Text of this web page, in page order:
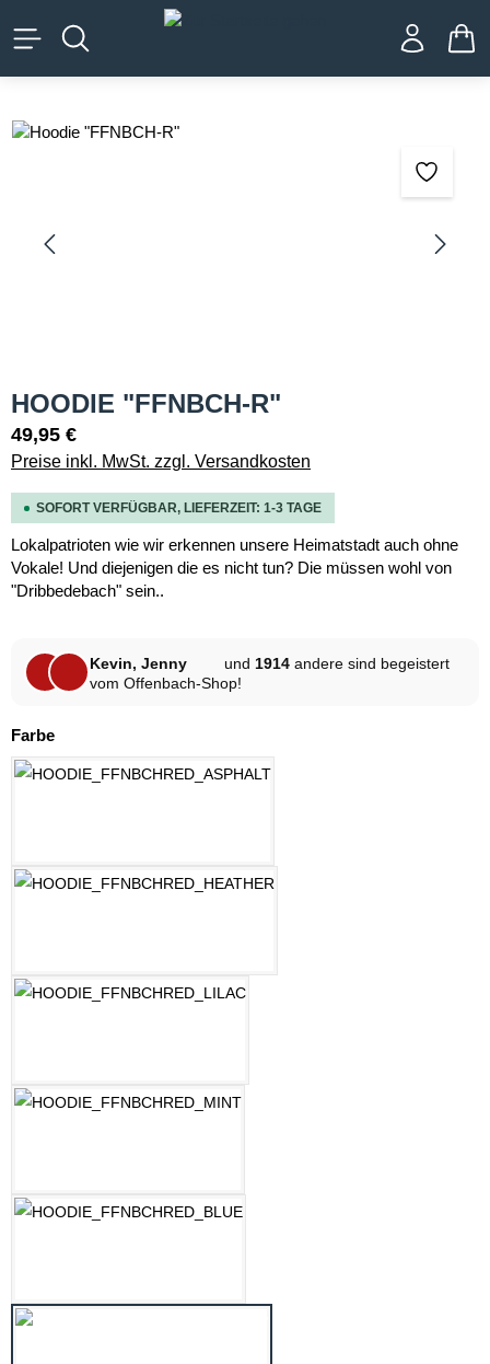
springen
Bildergalerie überspringen
HOODIE "FFNBCH-R"
49,95 €
Preise inkl. MwSt. zzgl. Versandkosten
SOFORT VERFÜGBAR, LIEFERZEIT: 1-3 TAGE
Lokalpatrioten wie wir erkennen unsere Heimatstadt auch ohne
Vokale! Und diejenigen die es nicht tun? Die müssen wohl von
"Dribbedebach" sein..
Kevin, Jenny und 1914 andere sind begeistert
vom Offenbach-Shop!
Farbeauswählen